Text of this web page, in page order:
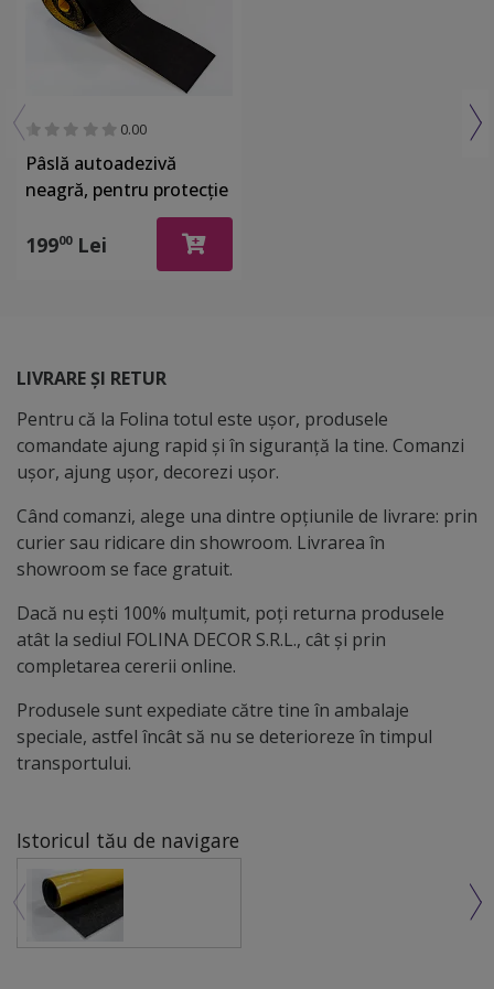
0.00
Pâslă autoadezivă
neagră, pentru protecție
suprafețe, rolă de
20x800 cm
19900Lei
LIVRARE ȘI RETUR
Pentru că la Folina totul este ușor, produsele
comandate ajung rapid și în siguranță la tine. Comanzi
ușor, ajung ușor, decorezi ușor.
Când comanzi, alege una dintre opțiunile de livrare: prin
curier sau ridicare din showroom. Livrarea în
showroom se face gratuit.
Dacă nu ești 100% mulțumit, poți returna produsele
atât la sediul FOLINA DECOR S.R.L., cât și prin
completarea cererii online.
Produsele sunt expediate către tine în ambalaje
speciale, astfel încât să nu se deterioreze în timpul
transportului.
Istoricul tău de navigare